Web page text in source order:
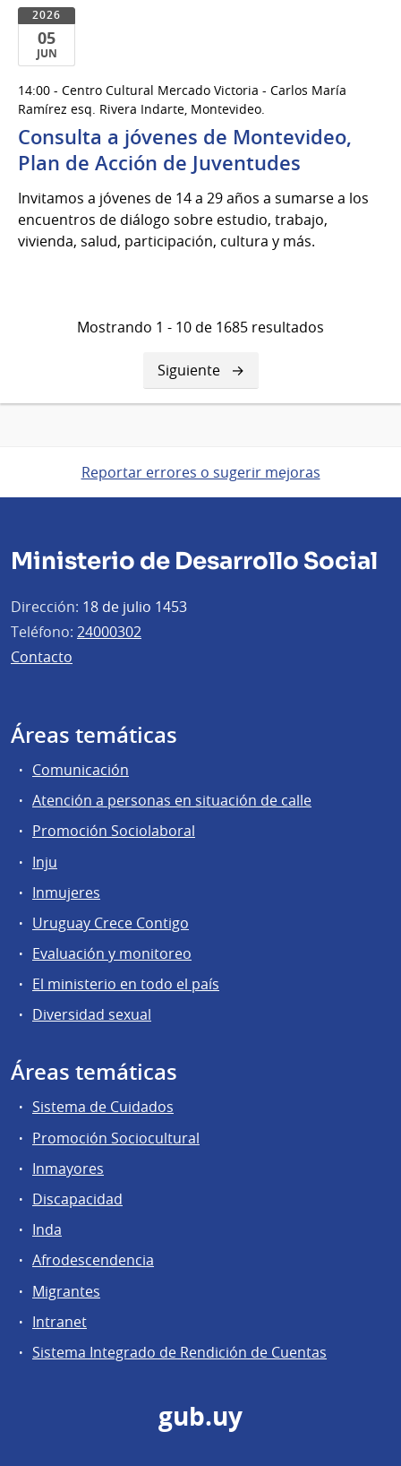
2026
05
JUN
de
Jun
del
2026
14:00 - Centro Cultural Mercado Victoria - Carlos María
Ramírez esq. Rivera Indarte, Montevideo.
Consulta a jóvenes de Montevideo,
Plan de Acción de Juventudes
Invitamos a jóvenes de 14 a 29 años a sumarse a los
encuentros de diálogo sobre estudio, trabajo,
vivienda, salud, participación, cultura y más.
Mostrando 1 - 10 de 1685 resultados
Siguiente
página
Siguiente
Reportar errores o sugerir mejoras
Ministerio de Desarrollo Social
Dirección: 18 de julio 1453
Teléfono: 24000302
Contacto
Áreas temáticas
Comunicación
Atención a personas en situación de calle
Promoción Sociolaboral
Inju
Inmujeres
Uruguay Crece Contigo
Evaluación y monitoreo
El ministerio en todo el país
Diversidad sexual
Áreas temáticas
Sistema de Cuidados
Promoción Sociocultural
Inmayores
Discapacidad
Inda
Afrodescendencia
Migrantes
Intranet
Sistema Integrado de Rendición de Cuentas
gub.uy